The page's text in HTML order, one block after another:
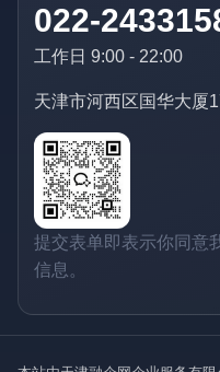
022-
工作日 9:00 - 22:00
天津市河西区国华大厦
提交表单即表示你同意
信息。